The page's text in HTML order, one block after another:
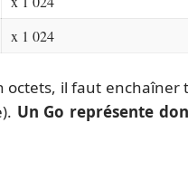
x 1 024
il faut enchaîner
Un Go représente